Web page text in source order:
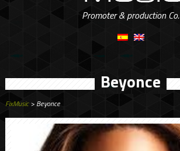
Promoter & production Co.
Beyonce
FixMusic> Beyonce